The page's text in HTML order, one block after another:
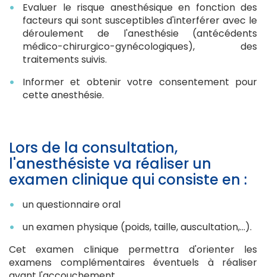
Evaluer le risque anesthésique en fonction des
facteurs qui sont susceptibles d'interférer avec le
déroulement de l'anesthésie (antécédents
médico-chirurgico-gynécologiques), des
traitements suivis.
Informer et obtenir votre consentement pour
cette anesthésie.
Lors de la consultation,
l'anesthésiste va réaliser un
examen clinique qui consiste en :
un questionnaire oral
un examen physique (poids, taille, auscultation,...).
Cet examen clinique permettra d'orienter les
examens complémentaires éventuels à réaliser